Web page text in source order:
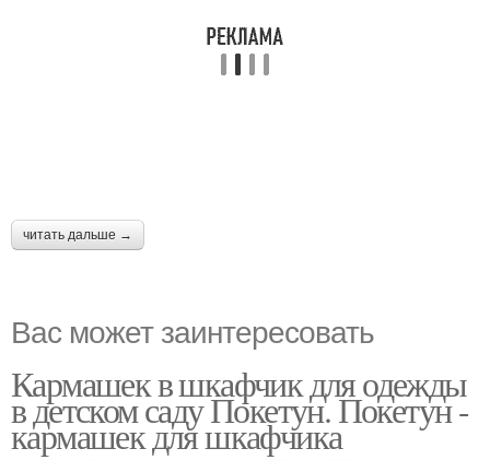
читать дальше →
Вас может заинтересовать
Кармашек в шкафчик для одежды
в детском саду Покетун. Покетун -
кармашек для шкафчика